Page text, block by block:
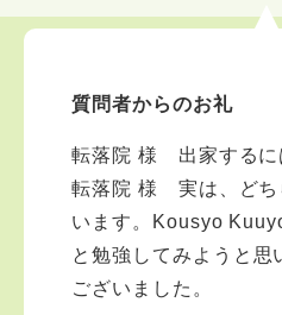
質問者からのお礼
転落院 様 出家するに
転落院 様 実は、どち
います。Kousyo
と勉強してみようと思
ございました。